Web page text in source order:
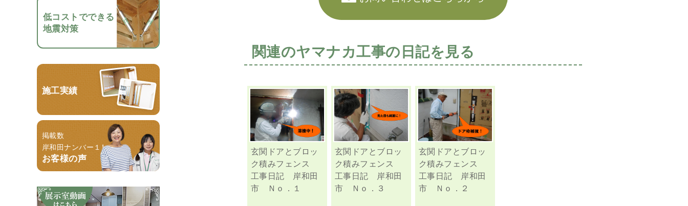
低コストでできる
地震対策
施工実績
掲載数
岸和田ナンバー１！
お客様の声
関連のヤマナカ工事の日記を見る
玄関ドアとブロッ
ク積みフェンス
工事日記 岸和田
市 Ｎｏ．１
玄関ドアとブロッ
ク積みフェンス
工事日記 岸和田
市 Ｎｏ．３
玄関ドアとブロッ
ク積みフェンス
工事日記 岸和田
市 Ｎｏ．２